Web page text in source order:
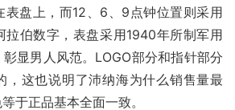
表盘上，而12、6、9点钟位置则采用
拉伯数字，表盘采用1940年所制军用
显男人风范。LOGO部分和指针部分
，这也说明了沛纳海为什么销售量最
于正品基本全面一致。